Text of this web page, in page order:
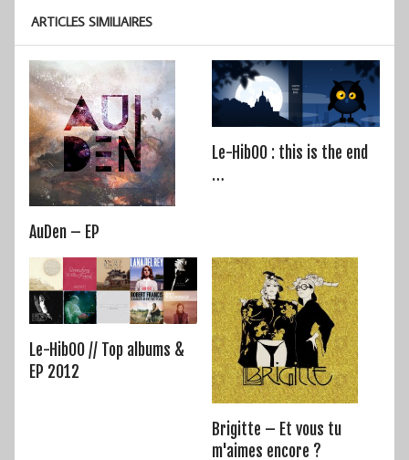
ARTICLES SIMILIAIRES
AuDen – EP
Le-HibOO : this is the end
…
Le-HibOO // Top albums &
EP 2012
Brigitte – Et vous tu
m'aimes encore ?